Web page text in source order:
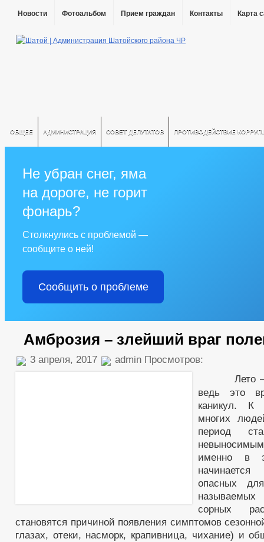
Новости Фотоальбом Прием граждан Контакты Карта
ОБЩЕЕ АДМИНИСТРАЦИЯ СОВЕТ ДЕПУТАТОВ ПРОТИВОДЕЙСТВИЕ
Не убран снег, яма
на дороге, не горит
фонарь?
Столкнулись с проблемой —
сообщите о ней!
Сообщить о проблеме
Амброзия – злейший враг
3 апреля, 2017 admin Просмотров:
Лето –
ведь это
каникул. К
многих
период
именно в
опасных
сорных
становятся причиной появления симптомов
глазах, отеки, насморк, крапивница, чихание) и